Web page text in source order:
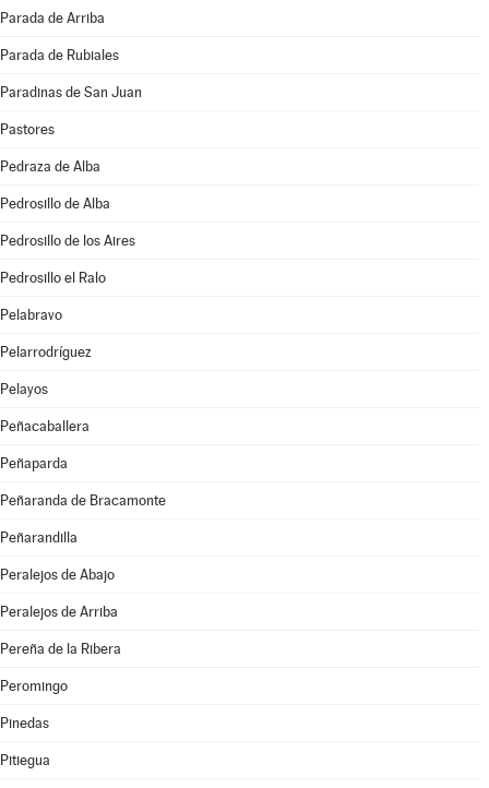
Parada de Arriba
Parada de Rubiales
Paradinas de San Juan
Pastores
Pedraza de Alba
Pedrosillo de Alba
Pedrosillo de los Aires
Pedrosillo el Ralo
Pelabravo
Pelarrodríguez
Pelayos
Peñacaballera
Peñaparda
Peñaranda de Bracamonte
Peñarandilla
Peralejos de Abajo
Peralejos de Arriba
Pereña de la Ribera
Peromingo
Pinedas
Pitiegua